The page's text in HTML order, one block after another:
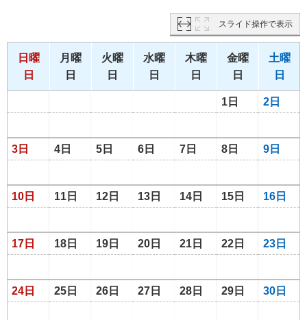
スライド操作で表示
日曜
日
月曜
日
火曜
日
水曜
日
木曜
日
金曜
日
土曜
日
1日 2日
3日 4日 5日 6日 7日 8日 9日
10日 11日 12日 13日 14日 15日 16日
17日 18日 19日 20日 21日 22日 23日
24日 25日 26日 27日 28日 29日 30日